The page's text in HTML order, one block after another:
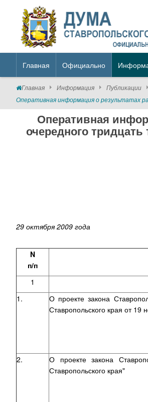
Главная Официально
Главная Информация Публикации
Оперативная информация о результатах
Оперативная
очередного
29 октября 2009 года
N
п/п
1
1.
О проекте закона
Ставропольского края от
2.
О проекте закона
Ставропольского края"